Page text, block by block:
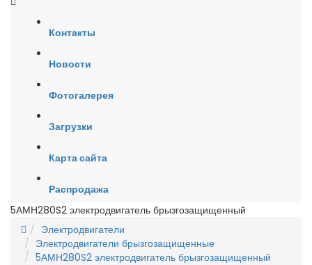
Контакты
Новости
Фотогалерея
Загрузки
Карта сайта
Распродажа
5АМН280S2 электродвигатель брызгозащищенный
Электродвигатели
Электродвигатели брызгозащищенные
5АМН280S2 электродвигатель брызгозащищенный